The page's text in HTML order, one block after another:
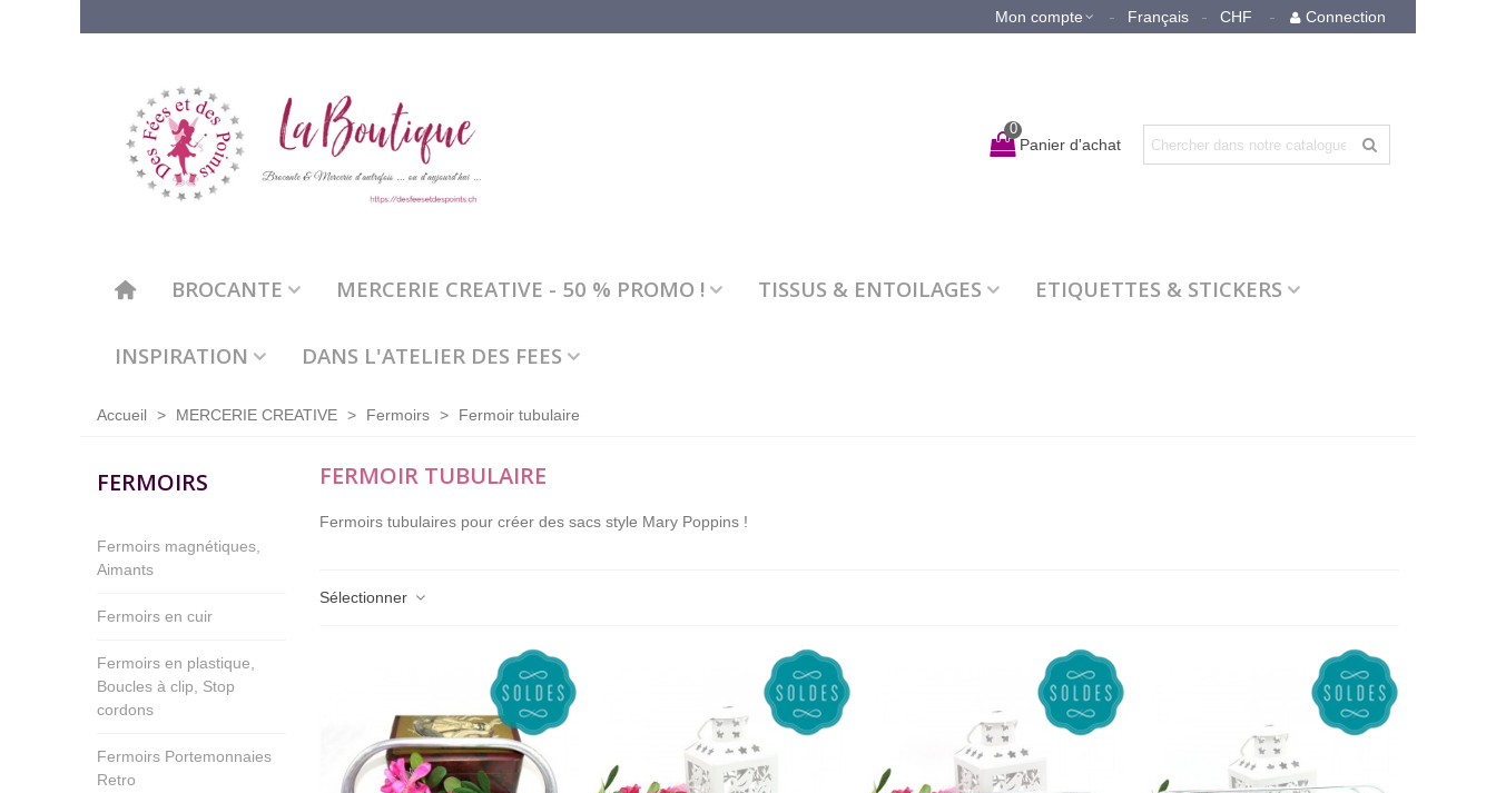
Mon compte Français CHF Connection
0
Panier d'achat
BROCANTE MERCERIE CREATIVE - 50 % PROMO ! TISSUS & ENTOILAGES ETIQUETTES & STICKERS
INSPIRATION DANS L'ATELIER DES FEES
Accueil > MERCERIE CREATIVE > Fermoirs > Fermoir tubulaire
FERMOIRS
Fermoirs magnétiques,
Aimants
Fermoirs en cuir
Fermoirs en plastique,
Boucles à clip, Stop
cordons
Fermoirs Portemonnaies
Retro
FERMOIR TUBULAIRE
Fermoirs tubulaires pour créer des sacs style Mary Poppins !
Sélectionner